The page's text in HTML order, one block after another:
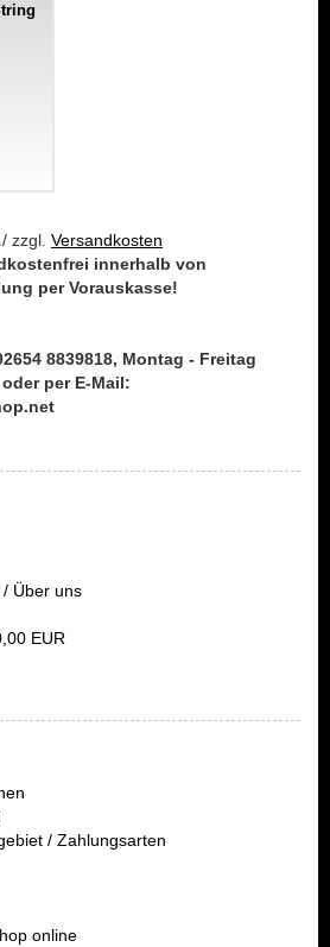
zzgl. Versandkosten
innerhalb von
per Vorauskasse!
8839818, Montag - Freitag
per E-Mail:
Über uns
EUR
/ Zahlungsarten
online